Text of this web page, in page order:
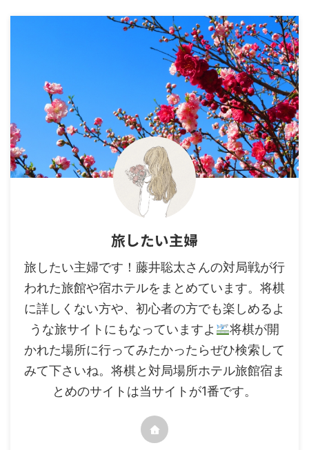
旅したい主婦
旅したい主婦です！藤井聡太さんの対局戦が行
われた旅館や宿ホテルをまとめています。将棋
に詳しくない方や、初心者の方でも楽しめるよ
うな旅サイトにもなっていますよ
将棋が開
かれた場所に行ってみたかったらぜひ検索して
みて下さいね。将棋と対局場所ホテル旅館宿ま
とめのサイトは当サイトが1番です。